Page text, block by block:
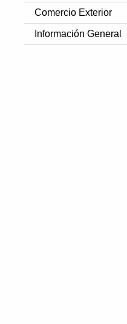
Comercio Exterior
Información General